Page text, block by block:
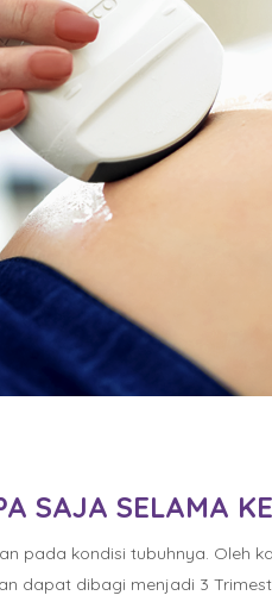
SAJA SELAMA
pada kondisi tubuhnya. Oleh
dapat dibagi menjadi 3